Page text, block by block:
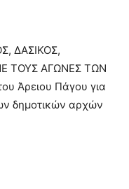
ΔΑΣΙΚΟΣ,
ΤΟΥΣ ΑΓΩΝΕΣ ΤΩΝ
Άρειου Πάγου για
δημοτικών αρχών